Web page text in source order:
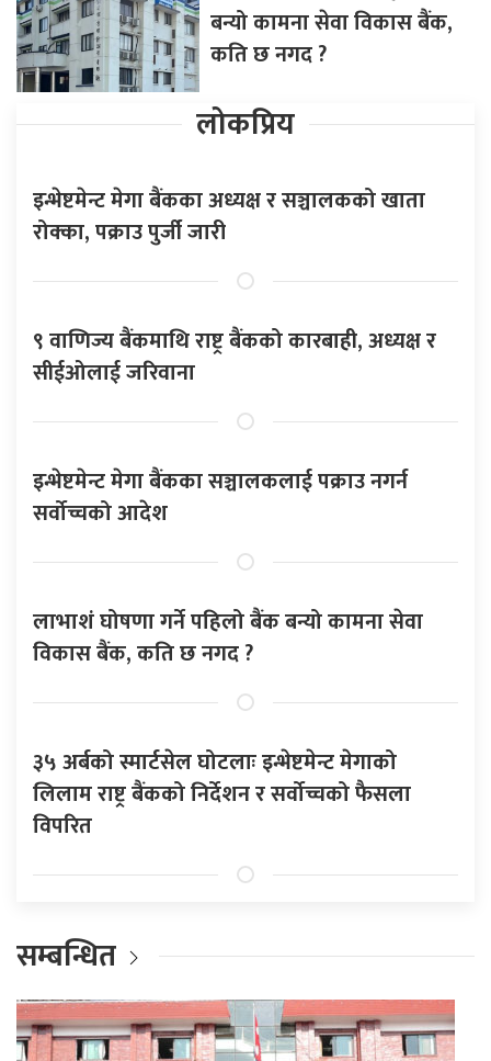
बन्यो कामना सेवा विकास बैंक,
कति छ नगद ?
लोकप्रिय
इन्भेष्टमेन्ट मेगा बैंकका अध्यक्ष र सञ्चालकको खाता
रोक्का, पक्राउ पुर्जी जारी
९ वाणिज्य बैंकमाथि राष्ट्र बैंकको कारबाही, अध्यक्ष र
सीईओलाई जरिवाना
इन्भेष्टमेन्ट मेगा बैंकका सञ्चालकलाई पक्राउ नगर्न
सर्वोच्चको आदेश
लाभाशं घोषणा गर्ने पहिलो बैंक बन्यो कामना सेवा
विकास बैंक, कति छ नगद ?
३५ अर्बको स्मार्टसेल घोटलाः इन्भेष्टमेन्ट मेगाको
लिलाम राष्ट्र बैंकको निर्देशन र सर्वोच्चको फैसला
विपरित
सम्बन्धित